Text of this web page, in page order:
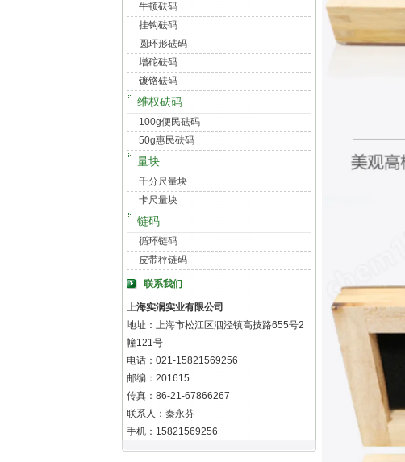
牛顿砝码
挂钩砝码
圆环形砝码
增砣砝码
镀铬砝码
维权砝码
100g便民砝码
50g惠民砝码
量块
千分尺量块
卡尺量块
链码
循环链码
皮带秤链码
联系我们
上海实润实业有限公司
地址：上海市松江区泗泾镇高技路655号2
幢121号
电话：021-15821569256
邮编：201615
传真：86-21-67866267
联系人：秦永芬
手机：15821569256